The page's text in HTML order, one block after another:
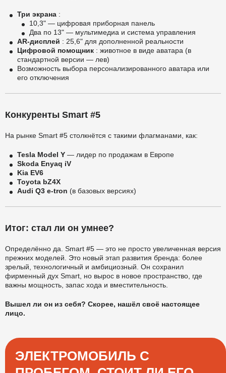
Три экрана :
10,3" — цифровая приборная панель
Два по 13" — мультимедиа и система управления
AR-дисплей : 25,6" для дополненной реальности
Цифровой помощник : животное в виде аватара (в
стандартной версии — лев)
Возможность выбора персонализированного аватара или
его отключения
Конкуренты Smart #5
На рынке Smart #5 столкнётся с такими флагманами, как:
Tesla Model Y — лидер по продажам в Европе
Skoda Enyaq iV
Kia EV6
Toyota bZ4X
Audi Q3 e-tron (в базовых версиях)
Итог: стал ли он умнее?
Определённо да. Smart #5 — это не просто увеличенная версия
прежних моделей. Это новый этап развития бренда: более
зрелый, технологичный и амбициозный. Он сохранил
фирменный дух Smart, но вырос в новое пространство, где
важны мощность, запас хода и вместительность.
Вышел ли он из себя? Скорее, нашёл своё настоящее
лицо.
ЭЛЕКТРОМОБИЛЬ С